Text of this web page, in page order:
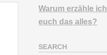
Warum erzähle ich
euch das alles?
SEARCH